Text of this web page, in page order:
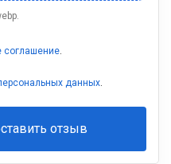
соглашение.
данных.
отзыв